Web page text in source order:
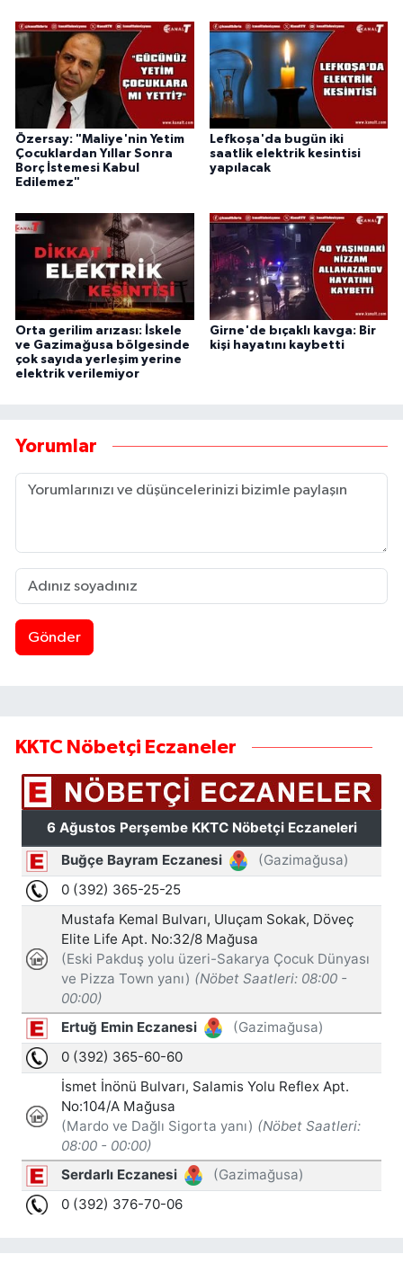
Özersay: "Maliye'nin Yetim
Çocuklardan Yıllar Sonra
Borç İstemesi Kabul
Edilemez"
Lefkoşa'da bugün iki
saatlik elektrik kesintisi
yapılacak
Orta gerilim arızası: İskele
ve Gazimağusa bölgesinde
çok sayıda yerleşim yerine
elektrik verilemiyor
Girne'de bıçaklı kavga: Bir
kişi hayatını kaybetti
Yorumlar
Gönder
KKTC Nöbetçi Eczaneler